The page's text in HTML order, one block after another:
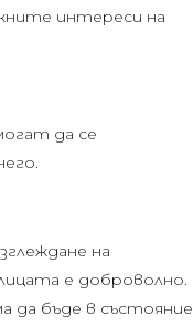
интереси на
да се
на
е доброволно.
да бъде в състояние